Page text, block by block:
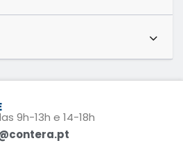
9h-13h e 14-18h